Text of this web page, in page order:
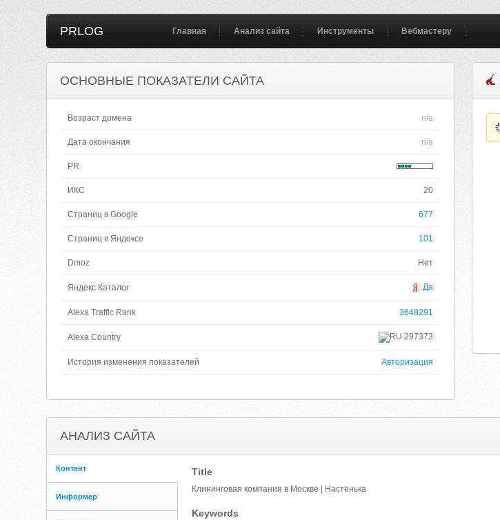
PRLOG Главная Анализ сайта Инструменты Вебмастеру
ОСНОВНЫЕ ПОКАЗАТЕЛИ САЙТА
Возраст домена n/a
Дата окончания n/a
PR
ИКС 20
Страниц в Google 677
Страниц в Яндексе 101
Dmoz Нет
Яндекс Каталог Да
Alexa Traffic Rank 3648291
Alexa Country 297373
История изменения показателей Авторизация
АНАЛИЗ САЙТА
Контент
Информер
Title
Клининговая компания в Москве | Настенька
Keywords